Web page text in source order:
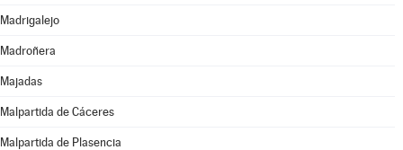
Madrigalejo
Madroñera
Majadas
Malpartida de Cáceres
Malpartida de Plasencia